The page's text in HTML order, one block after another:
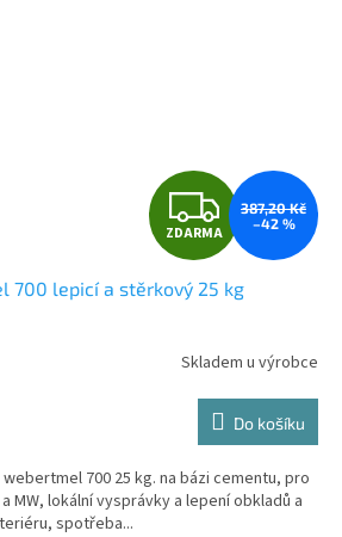
Z
D
A
R
M
A
ZDARMA
387,20 Kč
–42 %
700 lepicí a stěrkový 25 kg
Skladem u výrobce
Do košíku
700 25 kg. na bázi cementu, pro
MW, lokální vysprávky a lepení obkladů a
spotřeba...